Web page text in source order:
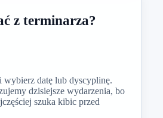
z terminarza?
wybierz datę lub dyscyplinę.
dzisiejsze wydarzenia, bo
szuka kibic przed